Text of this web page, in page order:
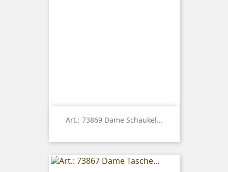
Art.: 73869 Dame Schaukel...